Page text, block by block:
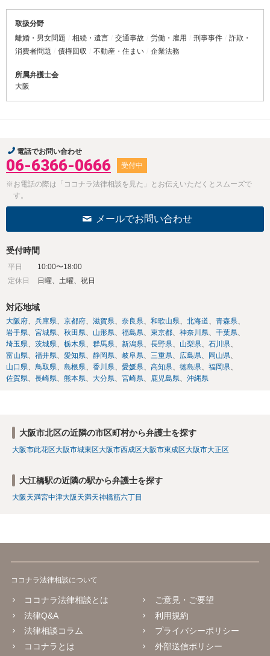
取扱分野
離婚・男女問題
相続・遺言 交通事故 労働・雇用 刑事事件
詐欺・
消費者問題
債権回収 不動産・住まい 企業法務
所属弁護士会
大阪
電話でお問い合わせ
06-6366-0666 受付中
※お電話の際は「ココナラ法律相談を見た」とお伝えいただくとスムーズで
す。
メールでお問い合わせ
受付時間
平日
10:00〜18:00
定休日
日曜、土曜、祝日
対応地域
大阪府 兵庫県 京都府 滋賀県 奈良県 和歌山県 北海道
青森県
岩手県
宮城県 秋田県 山形県 福島県 東京都 神奈川県
千葉県
埼玉県
茨城県 栃木県 群馬県 新潟県 長野県 山梨県
石川県
富山県
福井県 愛知県 静岡県 岐阜県 三重県 広島県
岡山県
山口県
鳥取県 島根県 香川県 愛媛県 高知県 徳島県
福岡県
佐賀県
長崎県 熊本県 大分県 宮崎県 鹿児島県 沖縄県
大阪市北区の近隣の市区町村から弁護士を探す
大阪市此花区大阪市城東区大阪市西成区大阪市東成区大阪市大正区
大江橋駅の近隣の駅から弁護士を探す
大阪天満宮中津大阪 天満天神橋筋六丁目
ココナラ法律相談について
ココナラ法律相談とは
法律Q&A
法律相談コラム
ココナラとは
ご意見・ご要望
利用規約
プライバシーポリシー
外部送信ポリシー